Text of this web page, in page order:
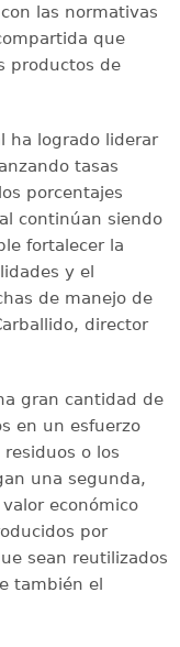
las normativas
que
productos de
ha logrado liderar
tasas
porcentajes
continúan siendo
fortalecer la
y el
de manejo de
director
gran cantidad de
en un esfuerzo
o los
una segunda,
económico
por
sean reutilizados
también el